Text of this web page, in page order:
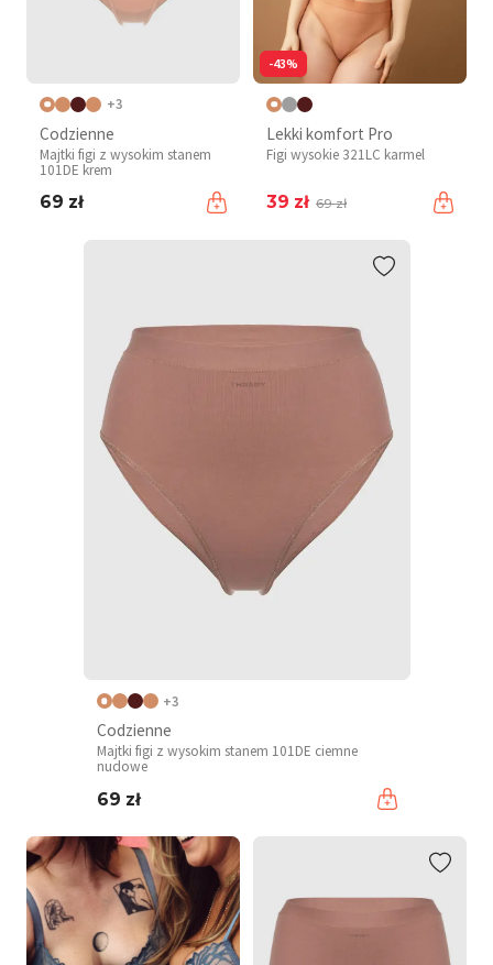
+3
Codzienne
Majtki figi z wysokim stanem
101DE krem
69 zł
-43%
Lekki komfort Pro
Figi wysokie 321LC karmel
39 zł 69 zł
+3
Codzienne
Majtki figi z wysokim stanem 101DE ciemne
nudowe
69 zł